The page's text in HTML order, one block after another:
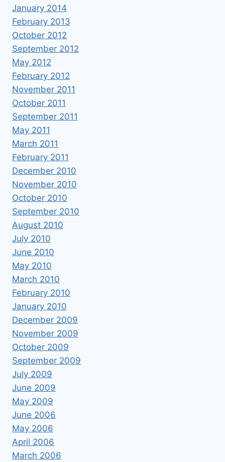
January 2014
February 2013
October 2012
September 2012
May 2012
February 2012
November 2011
October 2011
September 2011
May 2011
March 2011
February 2011
December 2010
November 2010
October 2010
September 2010
August 2010
July 2010
June 2010
May 2010
March 2010
February 2010
January 2010
December 2009
November 2009
October 2009
September 2009
July 2009
June 2009
May 2009
June 2006
May 2006
April 2006
March 2006